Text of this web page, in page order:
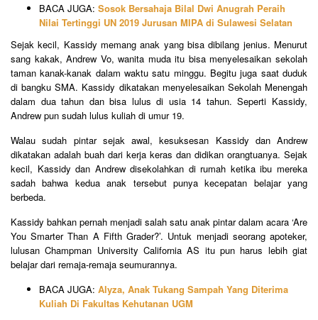
BACA JUGA: Sosok Bersahaja Bilal Dwi Anugrah Peraih
Nilai Tertinggi UN 2019 Jurusan MIPA di Sulawesi Selatan
Sejak kecil, Kassidy memang anak yang bisa dibilang jenius. Menurut
sang kakak, Andrew Vo, wanita muda itu bisa menyelesaikan sekolah
taman kanak-kanak dalam waktu satu minggu. Begitu juga saat duduk
di bangku SMA. Kassidy dikatakan menyelesaikan Sekolah Menengah
dalam dua tahun dan bisa lulus di usia 14 tahun. Seperti Kassidy,
Andrew pun sudah lulus kuliah di umur 19.
Walau sudah pintar sejak awal, kesuksesan Kassidy dan Andrew
dikatakan adalah buah dari kerja keras dan didikan orangtuanya. Sejak
kecil, Kassidy dan Andrew disekolahkan di rumah ketika ibu mereka
sadah bahwa kedua anak tersebut punya kecepatan belajar yang
berbeda.
Kassidy bahkan pernah menjadi salah satu anak pintar dalam acara ‘Are
You Smarter Than A Fifth Grader?’. Untuk menjadi seorang apoteker,
lulusan Champman University California AS itu pun harus lebih giat
belajar dari remaja-remaja seumurannya.
BACA JUGA: Alyza, Anak Tukang Sampah Yang Diterima
Kuliah Di Fakultas Kehutanan UGM